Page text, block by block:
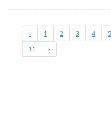
‹ 1 2 3 4 5
11
›